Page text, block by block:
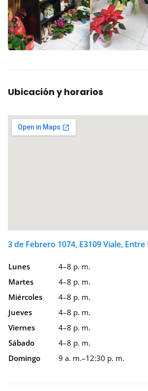
Ubicación y horarios
3 de Febrero 1074, E3109 Viale, Entre
Lunes
4–8 p. m.
Martes
4–8 p. m.
Miércoles
4–8 p. m.
Jueves
4–8 p. m.
Viernes
4–8 p. m.
Sábado
4–8 p. m.
Domingo
9 a. m.–12:30 p. m.